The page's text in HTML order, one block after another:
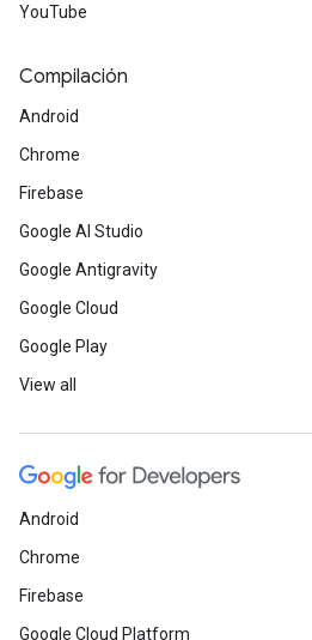
YouTube
Compilación
Android
Chrome
Firebase
Google AI Studio
Google Antigravity
Google Cloud
Google Play
View all
Android
Chrome
Firebase
Google Cloud Platform